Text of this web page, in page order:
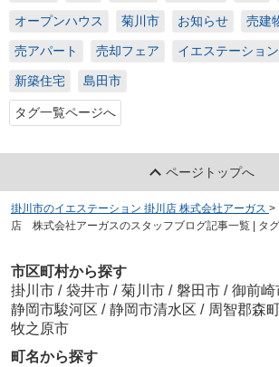
オープンハウス 菊川市 お知らせ 売建
売アパート 売却フェア イエステーショ
新築住宅 島田市
タグ一覧ページへ
ページトップへ
掛川市のイエステーション 掛川店 株式会社アーガス >
店 株式会社アーガスのスタッフブログ記事一覧 | タグ
市区町村から探す
掛川市 / 袋井市 / 菊川市 / 磐田市 / 御前崎
静岡市駿河区 / 静岡市清水区 / 周智郡森
牧之原市
町名から探す